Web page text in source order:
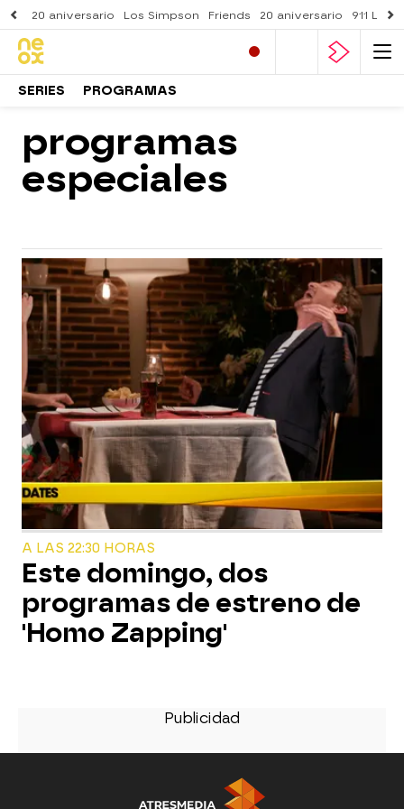
20 aniversario Los Simpson Friends 20 aniversario 911
SERIES PROGRAMAS
programas
especiales
A LAS 22:30 HORAS
Este domingo, dos
programas de estreno de
'Homo Zapping'